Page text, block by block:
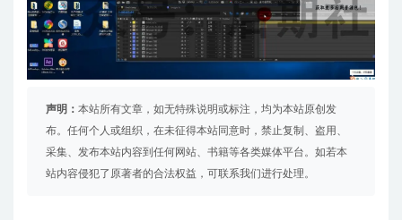
声明： 本站所有文章，如无特殊说明或标注，均为本站原创发
布。任何个人或组织，在未征得本站同意时，禁止复制、盗用、
采集、发布本站内容到任何网站、书籍等各类媒体平台。如若本
站内容侵犯了原著者的合法权益，可联系我们进行处理。